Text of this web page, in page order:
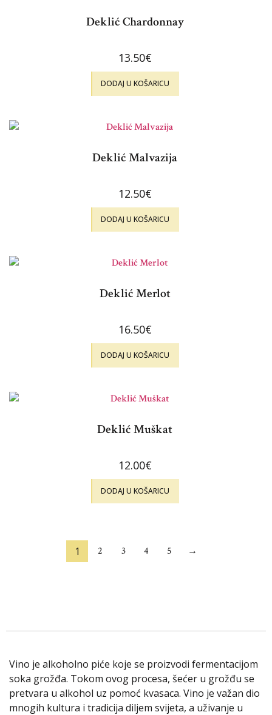
Deklić Chardonnay
13.50€
DODAJ U KOŠARICU
Deklić Malvazija
12.50€
DODAJ U KOŠARICU
Deklić Merlot
16.50€
DODAJ U KOŠARICU
Deklić Muškat
12.00€
DODAJ U KOŠARICU
1 2 3 4 5 →
Vino je alkoholno piće koje se proizvodi fermentacijom
soka grožđa. Tokom ovog procesa, šećer u grožđu se
pretvara u alkohol uz pomoć kvasaca. Vino je važan dio
mnogih kultura i tradicija diljem svijeta, a uživanje u